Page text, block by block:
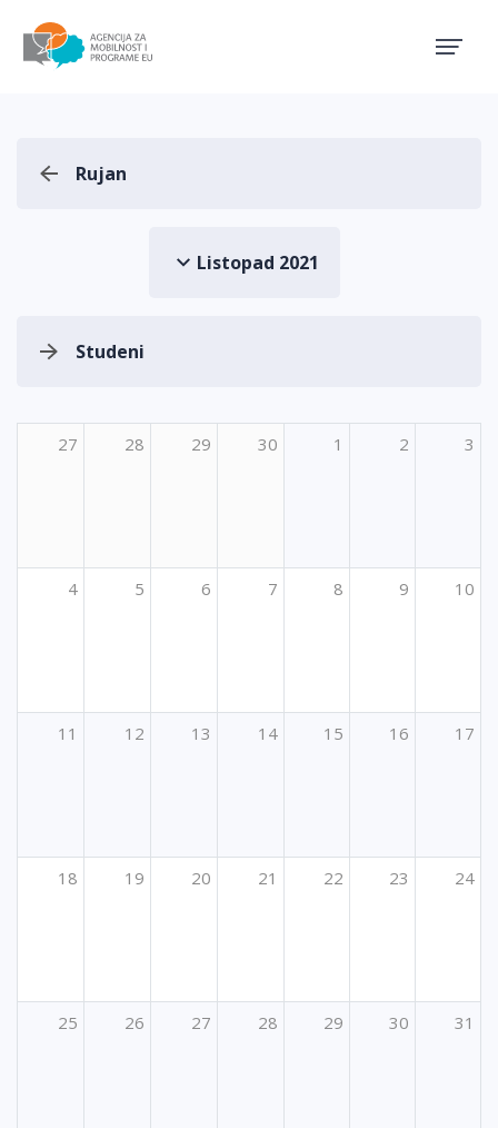
Rujan
Listopad 2021
Studeni
27 28 29 30 1 2 3
4 5 6 7 8 9 10
11 12 13 14 15 16 17
18 19 20 21 22 23 24
25 26 27 28 29 30 31